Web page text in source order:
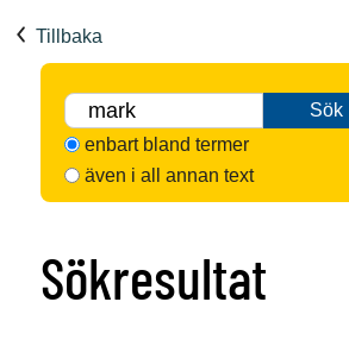
Tillbaka
Sök
enbart bland termer
även i all annan text
Sökresultat